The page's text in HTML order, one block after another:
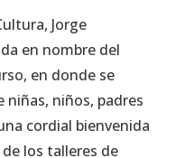
Jorge
en nombre del
en donde se
niñas, niños, padres
cordial bienvenida
los talleres de